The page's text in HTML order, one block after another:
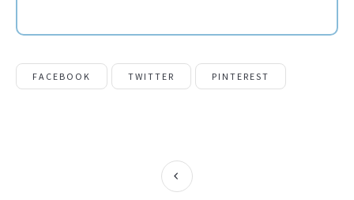
FACEBOOK TWITTER PINTEREST